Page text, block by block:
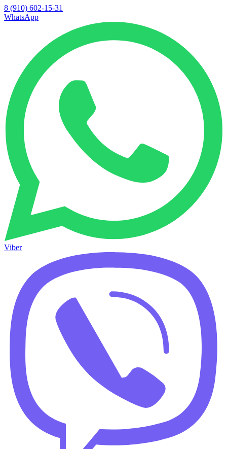
8 (910) 602-15-31
WhatsApp
Viber